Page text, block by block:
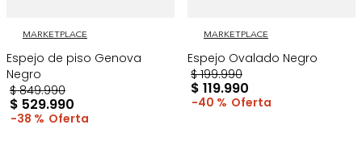
MARKETPLACE
Espejo de piso Genova
Negro
$ 849.990
$ 529.990
38 %
MARKETPLACE
Espejo Ovalado Negro
$ 199.990
$ 119.990
40 %